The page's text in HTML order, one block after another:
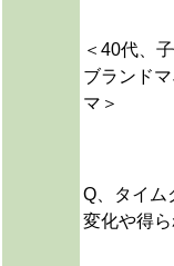
＜40代、
ブランド
マ＞
Q、タイム
変化や得